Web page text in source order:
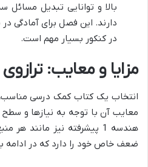
بالا و توانایی تبدیل
دارند. این فصل برای آمادگی
در کنکور بسیار مهم است.
مزایا و معایب:
انتخاب یک کتاب کمک درسی
معایب آن با توجه به نیازها و
هندسه 1 پیشرفته نیز مانند
ضعف خاص خود را دارد که در ادامه